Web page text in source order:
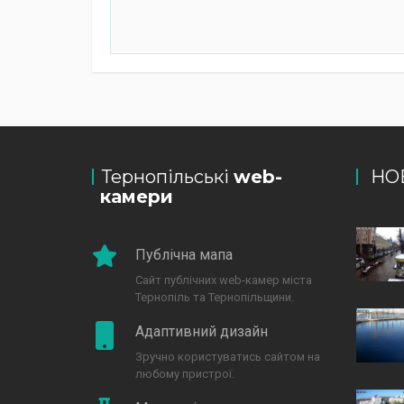
Тернопільські web-
камери
Публічна мапа
Сайт публічних web-камер міста
Тернопіль та Тернопільщини.
Адаптивний дизайн
Зручно користуватись сайтом на
любому пристрої.